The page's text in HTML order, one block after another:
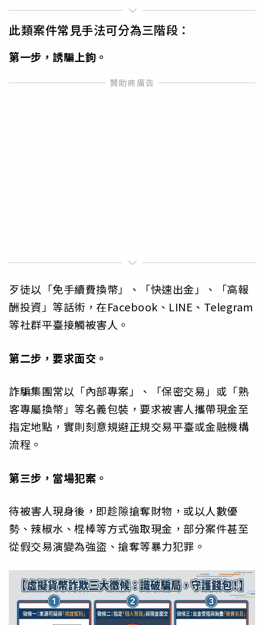
此類案件常見手法可分為三階段：
第一步，誘騙上鉤。
歹徒以「免手續費換幣」、「快速出金」、「高報
酬投資」等話術，在Facebook、LINE、Telegram
等社群平臺接觸被害人。
第二步，要求面交。
詐騙集團常以「內部專案」、「保密交易」或「熟
客專屬換幣」等名義包裝，要求被害人攜帶現金至
指定地點，實則刻意規避正規交易平臺或金融機構
流程。
第三步，當場犯案。
待被害人現身後，即趁隙搶奪財物，或以人數優
勢、辣椒水、棍棒等方式強取現金，部分案件甚至
從假交易演變為強盜、搶奪等暴力犯罪。